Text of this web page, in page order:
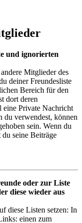
und ignorierten
Mitglieder des
deiner Freundesliste
Bereich für den
dort deren
eine Private Nachricht
du verwendest, können
sein. Wenn du
seine Beiträge
oder zur Liste
diese wieder aus
diese Listen setzen: In
einen zum